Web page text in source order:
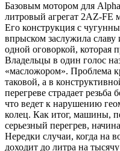
Базовым мотором для
литровый агрегат 2AZ-
Его конструкция с
впрыском заслужила
одной оговоркой, которая
Владельцы в один голос
«масложором». Проблема
таковой, а в
перегреве страдает
что ведет к нарушению
колец. Как итог, машины,
серьезный перегрев,
Нередки случаи, когда на
доходит до литра на